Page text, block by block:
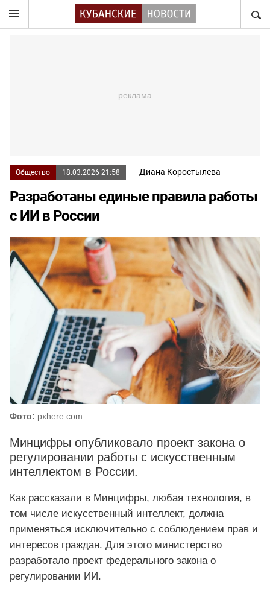
Общество 18.03.2026 21:58 Диана Коростылева
Разработаны единые правила работы
с ИИ в России
Фото: pxhere.com
Минцифры опубликовало проект закона о
регулировании работы с искусственным
интеллектом в России.
Как рассказали в Минцифры, любая технология, в
том числе искусственный интеллект, должна
применяться исключительно с соблюдением прав и
интересов граждан. Для этого министерство
разработало проект федерального закона о
регулировании ИИ.